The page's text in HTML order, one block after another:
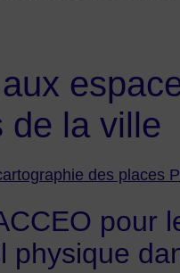
de la ville
des places
pour
physique